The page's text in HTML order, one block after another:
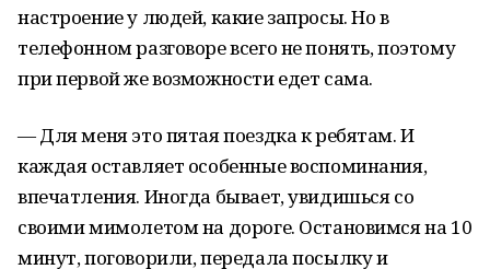
настроение у людей, какие запросы. Но в
телефонном разговоре всего не понять, поэтому
при первой же возможности едет сама.
— Для меня это пятая поездка к ребятам. И
каждая оставляет особенные воспоминания,
впечатления. Иногда бывает, увидишься со
своими мимолетом на дороге. Остановимся на 10
минут, поговорили, передала посылку и